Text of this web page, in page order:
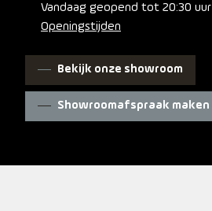
Vandaag geopend tot 20:30 uur
Openingstijden
Bekijk onze showroom
Showroomafspraak maken